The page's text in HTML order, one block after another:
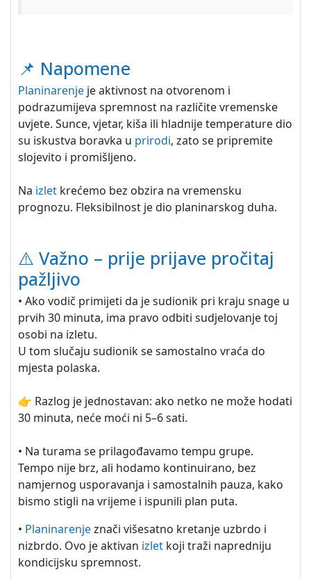
📌 Napomene
Planinarenje je aktivnost na otvorenom i
podrazumijeva spremnost na različite vremenske
uvjete. Sunce, vjetar, kiša ili hladnije temperature dio
su iskustva boravka u prirodi, zato se pripremite
slojevito i promišljeno.
Na izlet krećemo bez obzira na vremensku
prognozu. Fleksibilnost je dio planinarskog duha.
⚠️ Važno – prije prijave pročitaj
pažljivo
• Ako vodič primijeti da je sudionik pri kraju snage u
prvih 30 minuta, ima pravo odbiti sudjelovanje toj
osobi na izletu.
U tom slučaju sudionik se samostalno vraća do
mjesta polaska.
👉 Razlog je jednostavan: ako netko ne može hodati
30 minuta, neće moći ni 5–6 sati.
• Na turama se prilagođavamo tempu grupe.
Tempo nije brz, ali hodamo kontinuirano, bez
namjernog usporavanja i samostalnih pauza, kako
bismo stigli na vrijeme i ispunili plan puta.
• Planinarenjeznači višesatno kretanje uzbrdo i
nizbrdo. Ovo je aktivan izlet koji traži napredniju
kondicijsku spremnost.